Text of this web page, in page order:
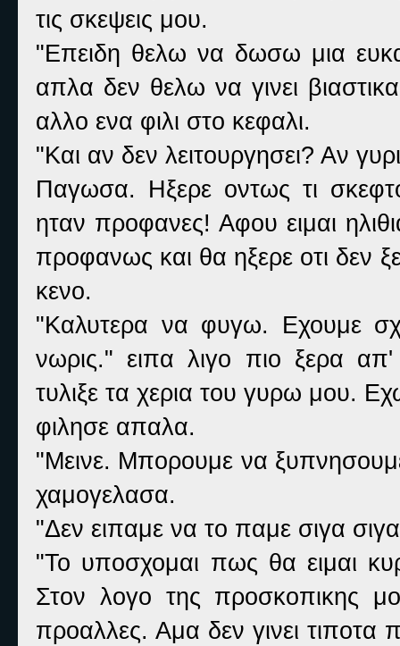
τις σκεψεις μου.
"Επειδη θελω να δωσω μια
απλα δεν θελω να γινει
αλλο ενα φιλι στο κεφαλι.
"Και αν δεν λειτουργησει? Αν
Παγωσα. Ηξερε οντως τι
ηταν προφανες! Αφου ειμαι
προφανως και θα ηξερε οτι δεν
κενο.
"Καλυτερα να φυγω. Εχουμε
νωρις." ειπα λιγο πιο ξερα
τυλιξε τα χερια του γυρω μου.
φιλησε απαλα.
"Μεινε. Μπορουμε να
χαμογελασα.
"Δεν ειπαμε να το παμε σιγα
"Το υποσχομαι πως θα ειμαι
Στον λογο της προσκοπικης
προαλλες. Αμα δεν γινει τιποτα